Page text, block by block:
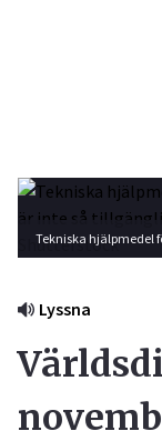
Lyssna